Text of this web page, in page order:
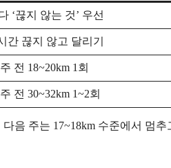
‘끊지 않는 것’ 우선
간 끊지 않고 달리기
전 18~20km 1회
전 30~32km 1~2회
음 주는 17~18km 수준에서 멈추